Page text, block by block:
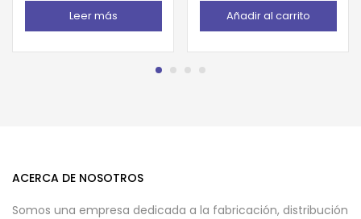
Leer más Añadir al carrito
ACERCA DE NOSOTROS
Somos una empresa dedicada a la fabricación, distribución